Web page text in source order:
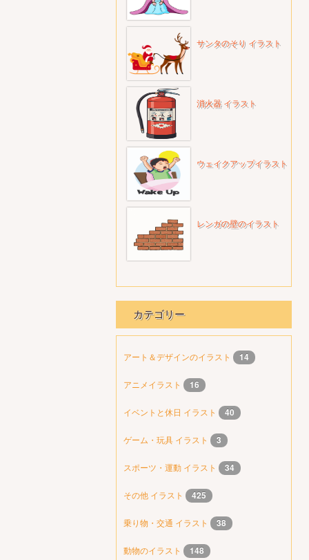
サンタのそり イラスト
消火器 イラスト
ウェイクアップイラスト
レンガの壁のイラスト
カテゴリー
アート＆デザインのイラスト 14
アニメイラスト 16
イベントと休日 イラスト 40
ゲーム・玩具 イラスト 3
スポーツ・運動 イラスト 34
その他 イラスト 425
乗り物・交通 イラスト 38
動物のイラスト 148